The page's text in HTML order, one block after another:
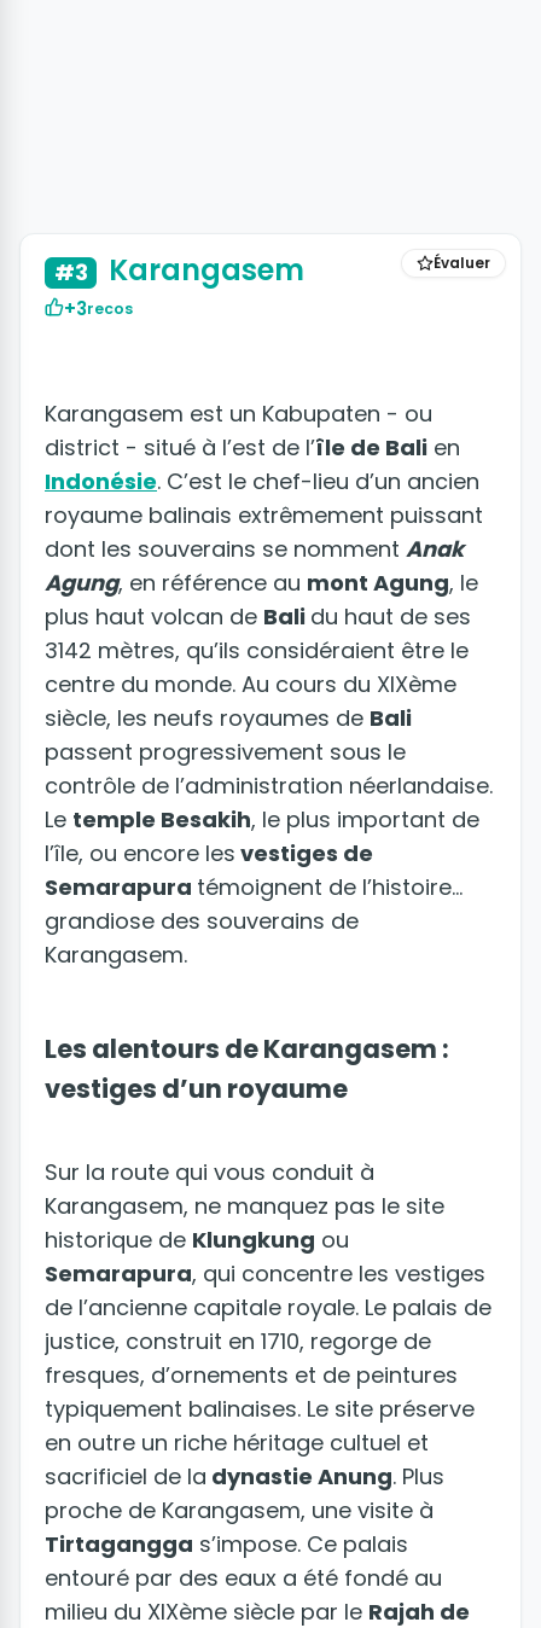
Évaluer
#3 Karangasem
+3recos
Karangasem est un Kabupaten - ou
district - situé à l’est de l’île de Bali en
Indonésie. C’est le chef-lieu d’un ancien
royaume balinais extrêmement puissant
dont les souverains se nomment Anak
Agung, en référence au mont Agung, le
plus haut volcan de Bali du haut de ses
3142 mètres, qu’ils considéraient être le
centre du monde. Au cours du XIXème
siècle, les neufs royaumes de Bali
passent progressivement sous le
contrôle de l’administration néerlandaise.
Le temple Besakih, le plus important de
l’île, ou encore les vestiges de
Semarapura témoignent de l’histoire
grandiose des souverains de
Karangasem.
Les alentours de Karangasem :
vestiges d’un royaume
Sur la route qui vous conduit à
Karangasem, ne manquez pas le site
historique de Klungkung ou
Semarapura, qui concentre les vestiges
de l’ancienne capitale royale. Le palais de
justice, construit en 1710, regorge de
fresques, d’ornements et de peintures
typiquement balinaises. Le site préserve
en outre un riche héritage cultuel et
sacrificiel de la dynastie Anung. Plus
proche de Karangasem, une visite à
Tirtagangga s’impose. Ce palais
entouré par des eaux a été fondé au
milieu du XIXème siècle par le Rajah de